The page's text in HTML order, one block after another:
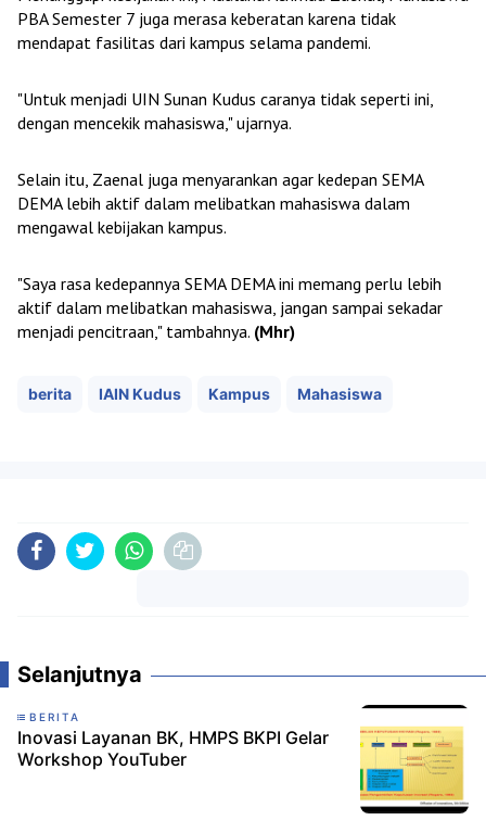
PBA Semester 7 juga merasa keberatan karena tidak
mendapat fasilitas dari kampus selama pandemi.
"Untuk menjadi UIN Sunan Kudus caranya tidak seperti ini,
dengan mencekik mahasiswa," ujarnya.
Selain itu, Zaenal juga menyarankan agar kedepan SEMA
DEMA lebih aktif dalam melibatkan mahasiswa dalam
mengawal kebijakan kampus.
"Saya rasa kedepannya SEMA DEMA ini memang perlu lebih
aktif dalam melibatkan mahasiswa, jangan sampai sekadar
menjadi pencitraan," tambahnya. (Mhr)
berita IAIN Kudus Kampus Mahasiswa
Selanjutnya
BERITA
Inovasi Layanan BK, HMPS BKPI Gelar
Workshop YouTuber